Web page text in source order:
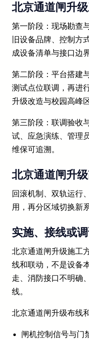
北京通道闸升
第一阶段：现场勘查
旧设备品牌、控制方
成设备清单与接口边界
第二阶段：平台搭建
测试点位联调，再进
升级改造与校园高峰
第三阶段：联调验收
试、应急演练、管理
维保可追溯。
北京通道闸升
回滚机制、双轨运行
用，再分区域切换新
实施、接线或
北京通道闸升级施工
线和联动，不是设备
走、消防接口不明确
线。
北京通道闸升级布线
闸机控制信号与门